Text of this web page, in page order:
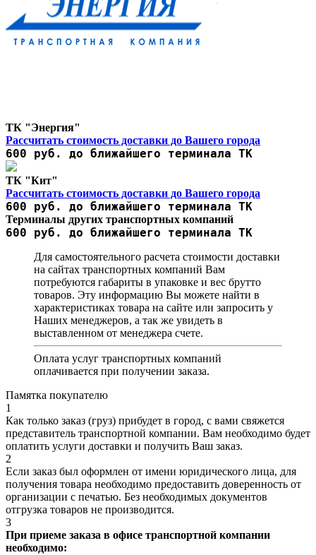
ТК "Энергия"
Рассчитать стоимость доставки до Вашего города
600 руб. до ближайшего терминала ТК
ТК "Кит"
Рассчитать стоимость доставки до Вашего города
600 руб. до ближайшего терминала ТК
Терминалы других транспортных компаний
600 руб. до ближайшего терминала ТК
Для самостоятельного расчета стоимости доставки
на сайтах транспортных компаний Вам
потребуются габариты в упаковке и вес брутто
товаров. Эту информацию Вы можете найти в
характеристиках товара на сайте или запросить у
Наших менеджеров, а так же увидеть в
выставленном от менеджера счете.
Оплата услуг транспортных компаний
оплачивается при получении заказа.
Памятка покупателю
1
Как только заказ (груз) прибудет в город, с вами свяжется
представитель транспортной компании. Вам необходимо будет
оплатить услуги доставки и получить Ваш заказ.
2
Если заказ был оформлен от имени юридического лица, для
получения товара необходимо предоставить доверенность от
организации с печатью. Без необходимых документов
отгрузка товаров не производится.
3
При приеме заказа в офисе транспортной компании
необходимо: